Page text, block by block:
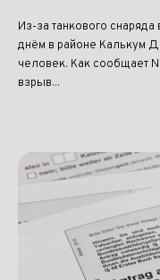
Из-за танкового
днём в районе Калькум
человек. Как сообщает
взрыв...